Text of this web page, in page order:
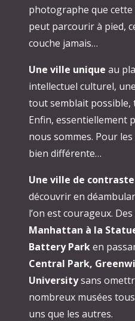
photographe que cette
peut parcourir à pied,
couche jamais…
Une ville unique au
intellectuel culturel,
tout semblait possible,
Enfin, essentiellement
nous sommes. Pour
bien différente…
Une ville de
découvrir en
l’on est courageux. Des
Manhattan à la
Battery Parken
Central Park,
Universitysans
nombreux musées
uns que les autres.